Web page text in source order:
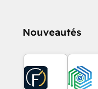
Nouveautés